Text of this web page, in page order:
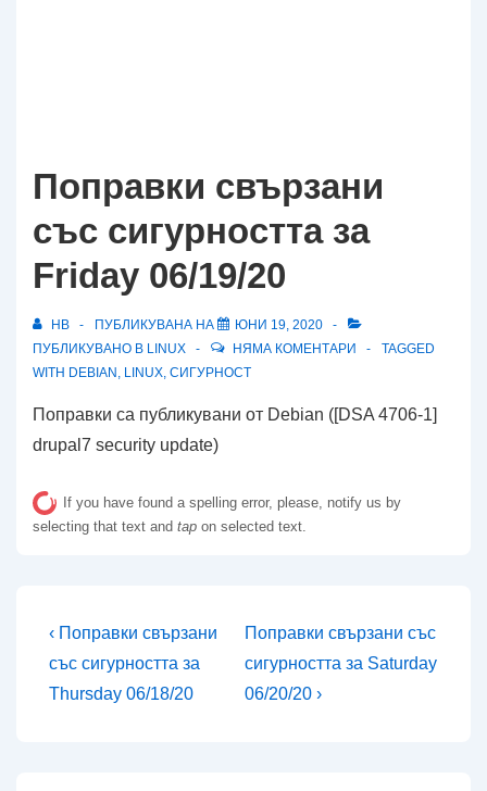
Поправки свързани
със сигурността за
Friday 06/19/20
HB ПУБЛИКУВАНА НА
ЮНИ 19, 2020
ПУБЛИКУВАНО В LINUX НЯМА КОМЕНТАРИ
TAGGED
WITH DEBIAN , LINUX, СИГУРНОСТ
Поправки са публикувани от Debian ([DSA 4706-1]
drupal7 security update)
If you have found a spelling error, please, notify us by
selecting that text and tap on selected text.
Навигация
Предишна
публикация
е
‹ Поправки свързани
със сигурността за
Thursday 06/18/20
Следваща
публикация
е
Поправки свързани със
сигурността за Saturday
06/20/20 ›